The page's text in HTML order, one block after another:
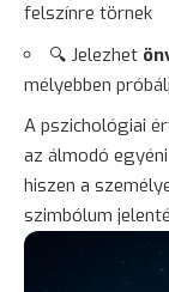
felszínre törnek
🔍 Jelezhet
mélyebben
A pszichológiai
az álmodó
hiszen a
szimbólum